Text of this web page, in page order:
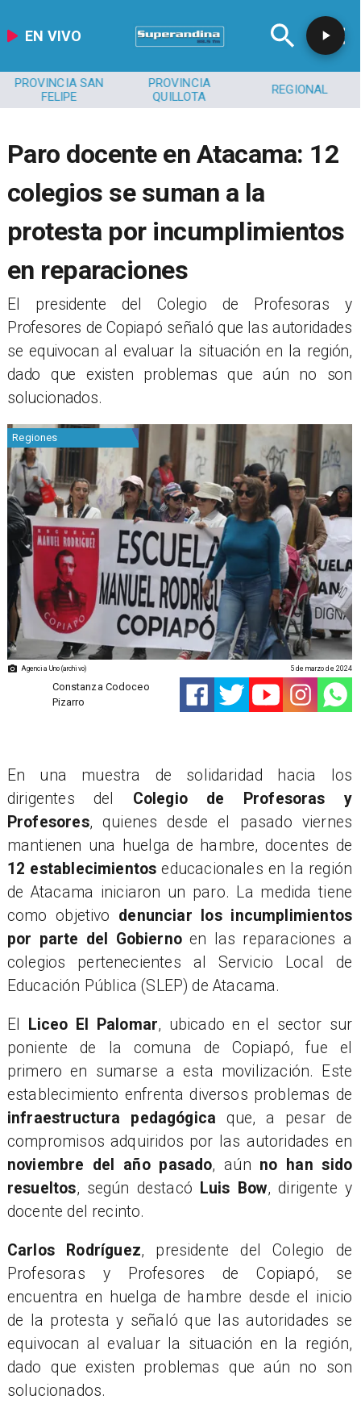
EN VIVO
PROVINCIA SAN
FELIPE
PROVINCIA
QUILLOTA
REGIONAL
Paro docente en Atacama: 12
colegios se suman a la
protesta por incumplimientos
en reparaciones
El presidente del Colegio de Profesoras y
Profesores de Copiapó señaló que las autoridades
se equivocan al evaluar la situación en la región,
dado que existen problemas que aún no son
solucionados.
Agencia Uno (archivo)
Regiones
Constanza Codoceo
Pizarro
5 de marzo de 2024
​En una muestra de solidaridad hacia los
dirigentes del Colegio de Profesoras y
Profesores, quienes desde el pasado viernes
mantienen una huelga de hambre, docentes de
12 establecimientos educacionales en la región
de Atacama iniciaron un paro. La medida tiene
como objetivo denunciar los incumplimientos
por parte del Gobiernoen las reparaciones a
colegios pertenecientes al Servicio Local de
Educación Pública (SLEP) de Atacama.
​El Liceo El Palomar, ubicado en el sector sur
poniente de la comuna de Copiapó, fue el
primero en sumarse a esta movilización. Este
establecimiento enfrenta diversos problemas de
infraestructura pedagógica que, a pesar de
compromisos adquiridos por las autoridades en
noviembre del año pasado, aún no han sido
resueltos, según destacó Luis Bow, dirigente y
docente del recinto.
​Carlos Rodríguez, presidente del Colegio de
Profesoras y Profesores de Copiapó, se
encuentra en huelga de hambre desde el inicio
de la protesta y señaló que las autoridades se
equivocan al evaluar la situación en la región,
dado que existen problemas que aún no son
solucionados.